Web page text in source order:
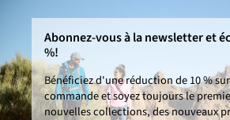
Abonnez-vous à la newsletter et
%!
Bénéficiez d'une réduction de 10 %
commande et soyez toujours le
nouvelles collections, des nouveaux